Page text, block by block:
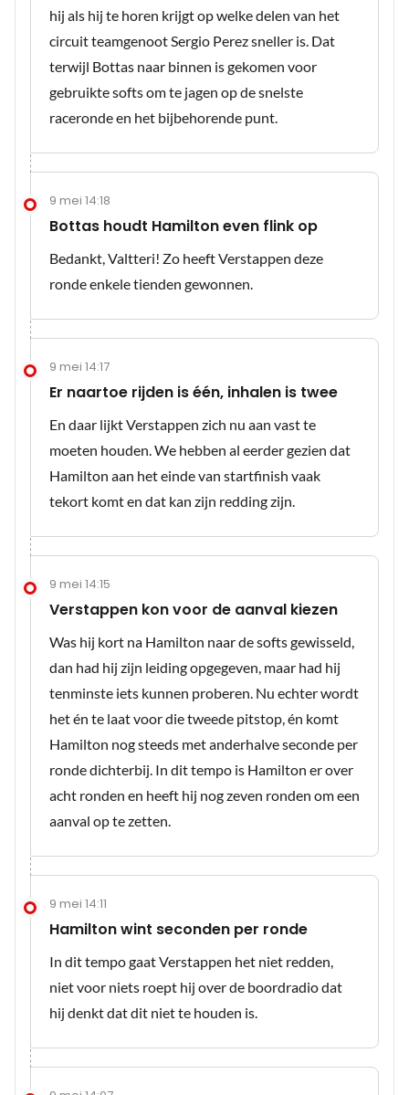
hij als hij te horen krijgt op welke delen van het
circuit teamgenoot Sergio Perez sneller is. Dat
terwijl Bottas naar binnen is gekomen voor
gebruikte softs om te jagen op de snelste
raceronde en het bijbehorende punt.
9 mei 14:18
Bottas houdt Hamilton even flink op
Bedankt, Valtteri! Zo heeft Verstappen deze
ronde enkele tienden gewonnen.
9 mei 14:17
Er naartoe rijden is één, inhalen is twee
En daar lijkt Verstappen zich nu aan vast te
moeten houden. We hebben al eerder gezien dat
Hamilton aan het einde van startfinish vaak
tekort komt en dat kan zijn redding zijn.
9 mei 14:15
Verstappen kon voor de aanval kiezen
Was hij kort na Hamilton naar de softs gewisseld,
dan had hij zijn leiding opgegeven, maar had hij
tenminste iets kunnen proberen. Nu echter wordt
het én te laat voor die tweede pitstop, én komt
Hamilton nog steeds met anderhalve seconde per
ronde dichterbij. In dit tempo is Hamilton er over
acht ronden en heeft hij nog zeven ronden om een
aanval op te zetten.
9 mei 14:11
Hamilton wint seconden per ronde
In dit tempo gaat Verstappen het niet redden,
niet voor niets roept hij over de boordradio dat
hij denkt dat dit niet te houden is.